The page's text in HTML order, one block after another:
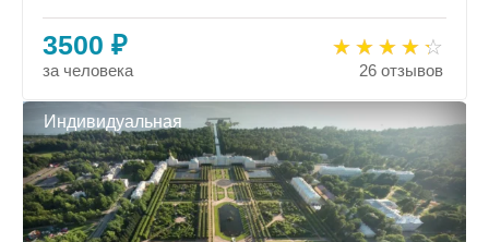
3500 ₽
за человека 26 отзывов
Индивидуальная